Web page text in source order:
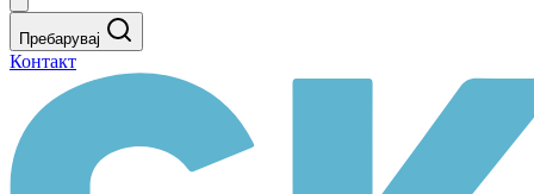
Пребарувај
Контакт